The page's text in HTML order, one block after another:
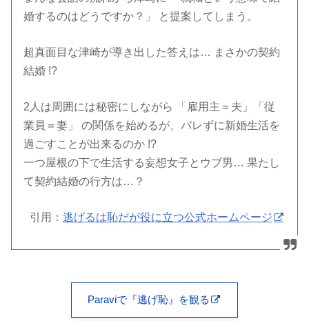
婚するのはどうですか？」 と提案してしまう。
超真面目な津崎が導き出した答えは… まさかの契約
結婚 !?
2人は周囲には秘密にしながら 「雇用主＝夫」「従
業員＝妻」 の関係を始めるが、バレずに新婚生活を
過ごすことが出来るのか !?
一つ屋根の下で生活する妄想女子とウブ男… 果たし
て契約結婚の行方は…？
引用： 逃げるは恥だが役に立つ公式ホームページ
Paraviで『逃げ恥』を観る